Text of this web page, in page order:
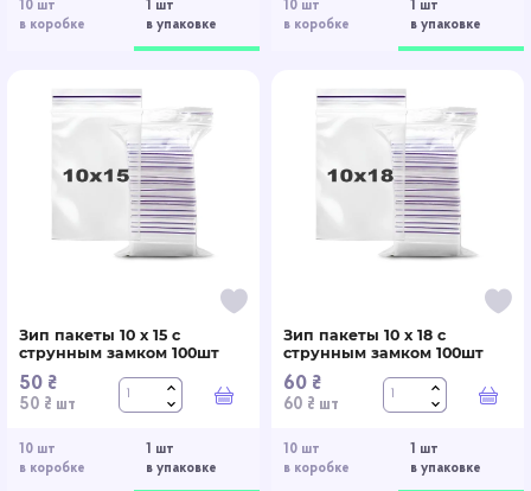
10 шт
в коробке
1 шт
в упаковке
10 шт
в коробке
1 шт
в упаковке
10 шт
в коробке
1 шт
в упаковке
Зип пакеты 10 x 15 с
струнным замком 100шт
50 ₴
50 ₴ шт В корзину
10 шт
в коробке
1 шт
в упаковке
Зип пакеты 10 x 18 с
струнным замком 100шт
60 ₴
60 ₴ шт В